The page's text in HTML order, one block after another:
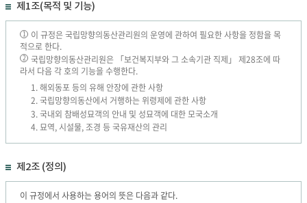
제1조(목적 및 기능)
1
이 규정은 국립망향의동산관리원의 운영에 관하여 필요한 사항을 정함을 목
적으로 한다.
2 국립망향의동산관리원은 「보건복지부와 그 소속기관 직제」 제28조에 따
라서 다음 각 호의 기능을 수행한다.
1. 해외동포 등의 유해 안장에 관한 사항
2. 국립망향의동산에서 거행하는 위령제에 관한 사항
3. 국내외 참배성묘객의 안내 및 성묘객에 대한 모국소개
4. 묘역, 시설물, 조경 등 국유재산의 관리
제2조 (정의)
이 규정에서 사용하는 용어의 뜻은 다음과 같다.